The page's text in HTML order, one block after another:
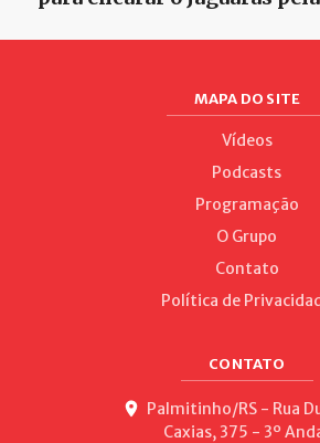
MAPA DO SITE
Vídeos
Podcasts
Programação
O Grupo
Contato
Política de
CONTATO
Palmitinho/RS - Rua
Caxias, 375 - 3º